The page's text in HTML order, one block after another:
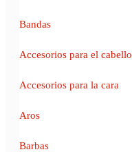
Bandas
Accesorios para el cabello
Accesorios para la cara
Aros
Barbas